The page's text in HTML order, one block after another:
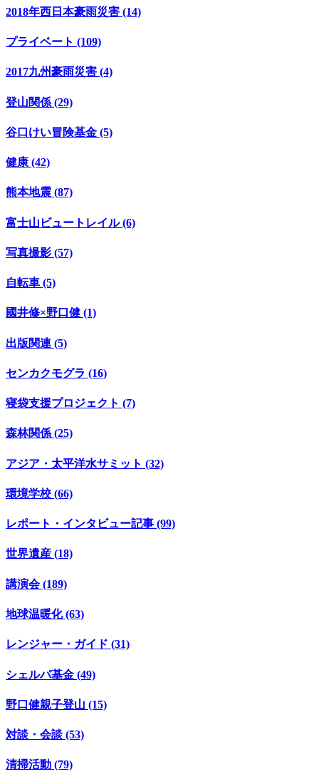
2018年西日本豪雨災害 (14)
プライベート (109)
2017九州豪雨災害 (4)
登山関係 (29)
谷口けい冒険基金 (5)
健康 (42)
熊本地震 (87)
富士山ビュートレイル (6)
写真撮影 (57)
自転車 (5)
國井修×野口健 (1)
出版関連 (5)
センカクモグラ (16)
寝袋支援プロジェクト (7)
森林関係 (25)
アジア・太平洋水サミット (32)
環境学校 (66)
レポート・インタビュー記事 (99)
世界遺産 (18)
講演会 (189)
地球温暖化 (63)
レンジャー・ガイド (31)
シェルパ基金 (49)
野口健親子登山 (15)
対談・会談 (53)
清掃活動 (79)